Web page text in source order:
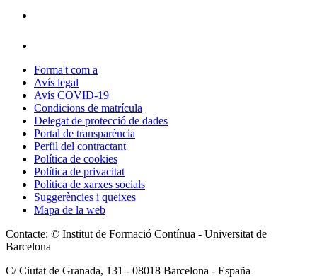
Forma't com a
Avís legal
Avís COVID-19
Condicions de matrícula
Delegat de protecció de dades
Portal de transparència
Perfil del contractant
Política de cookies
Política de privacitat
Política de xarxes socials
Suggerències i queixes
Mapa de la web
Contacte: © Institut de Formació Contínua - Universitat de
Barcelona
C/ Ciutat de Granada, 131 - 08018 Barcelona - España